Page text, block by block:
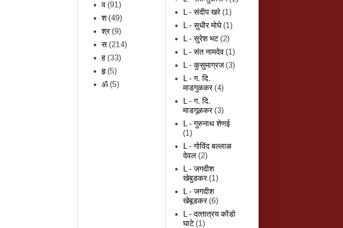
व (91)
श (49)
श्र (9)
स (214)
ह (33)
हृ (5)
ॐ (5)
L - संदीप खरे (1)
L - सुधीर मोघे (1)
L - सुरेश भट (2)
L - संत नामदेव (1)
L - कुसुमाग्रज (3)
L - ग. दि.
माडगुळकर (4)
L - ग. दि.
माडगूळकर (3)
L - गुरुनाथ शेणई
(1)
L - गोविंद बल्लाळ
देवल (2)
L - जगदीश
खेबुडकर (1)
L - जगदीश
खेबूडकर (6)
L - दत्‍तात्रय कोंडो
घाटे (1)